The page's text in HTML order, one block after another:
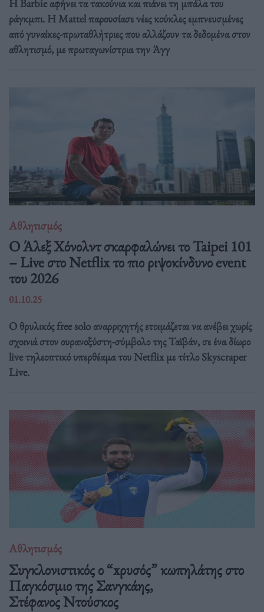
Η Barbie αφήνει τα τακούνια και πιάνει τη μπάλα του
ράγκμπι. Η Mattel παρουσίασε νέες κούκλες εμπνευσμένες
από γυναίκες-πρωταθλήτριες που αλλάζουν τα δεδομένα στον
αθλητισμό, με πρωταγωνίστρια την Άγγ
Αθλητισμός
Ο Άλεξ Χόνολντ σκαρφαλώνει το Taipei 101
– Live στο Netflix το πιο ριψοκίνδυνο event
του 2026
01.10.25
Ο θρυλικός free solo αναρριχητής ετοιμάζεται να ανέβει χωρίς
σχοινιά στον ουρανοξύστη-σύμβολο της Ταϊβάν, σε ένα δίωρο
live τηλεοπτικό υπερθέαμα του Netflix με τίτλο Skyscraper
Live.
Αθλητισμός
Συγκλονιστικός ο “xρυσός” κωπηλάτης στο
Παγκόσμιο της Σανγκάης,
Στέφανος Ντούσκος